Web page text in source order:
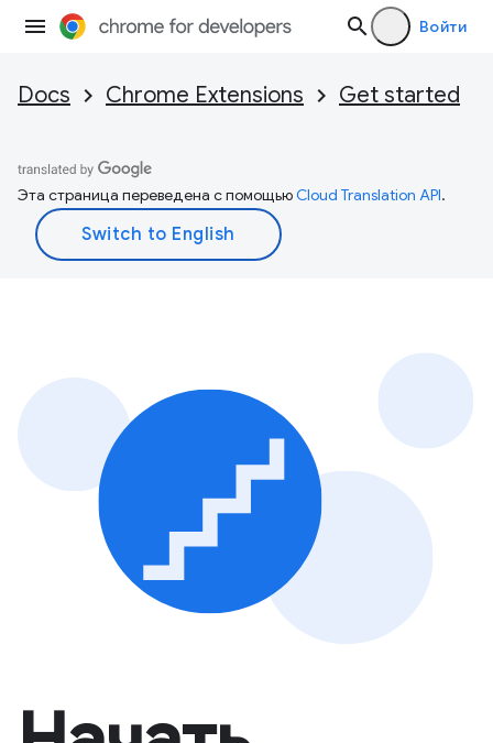
Войти
Docs Chrome Extensions Get started
Эта страница переведена с помощьюCloud Translation API.